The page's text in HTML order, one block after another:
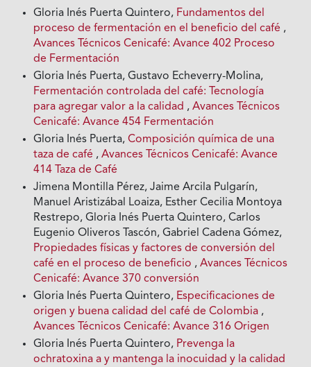
Gloria Inés Puerta Quintero, Fundamentos del
proceso de fermentación en el beneficio del café ,
Avances Técnicos Cenicafé: Avance 402 Proceso
de Fermentación
Gloria Inés Puerta, Gustavo Echeverry-Molina,
Fermentación controlada del café: Tecnología
para agregar valor a la calidad ,Avances Técnicos
Cenicafé: Avance 454 Fermentación
Gloria Inés Puerta,Composición química de una
taza de café ,Avances Técnicos Cenicafé: Avance
414 Taza de Café
Jimena Montilla Pérez, Jaime Arcila Pulgarín,
Manuel Aristizábal Loaiza, Esther Cecilia Montoya
Restrepo, Gloria Inés Puerta Quintero, Carlos
Eugenio Oliveros Tascón, Gabriel Cadena Gómez,
Propiedades físicas y factores de conversión del
café en el proceso de beneficio ,Avances Técnicos
Cenicafé: Avance 370 conversión
Gloria Inés Puerta Quintero, Especificaciones de
origen y buena calidad del café de Colombia ,
Avances Técnicos Cenicafé: Avance 316 Origen
Gloria Inés Puerta Quintero, Prevenga la
ochratoxina a y mantenga la inocuidad y la calidad